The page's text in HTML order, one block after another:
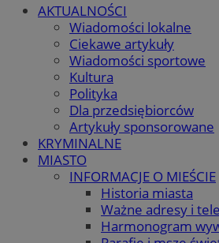
AKTUALNOŚCI
Wiadomości lokalne
Ciekawe artykuły
Wiadomości sportowe
Kultura
Polityka
Dla przedsiębiorców
Artykuły sponsorowane
KRYMINALNE
MIASTO
INFORMACJE O MIEŚCIE
Historia miasta
Ważne adresy i
Harmonogram